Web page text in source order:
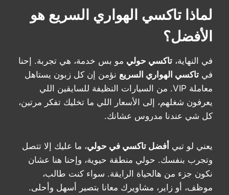
لماذا تاكسي الهواري السريع هو
الأفضل؟
في النهاية، تاكسي حولي مو بس خدمة، هي تجربة. إحنا
في تاكسي الهواري السريع نؤمن إن كل زبون يستاهل
معاملة VIP. من السيارات النظيفة للسايقين اللي
يعرفون شغلهم، إلى الأسعار اللي ما تخليك تفكر مرتين،
كل شي عندنا مدروس عشانك.
يعني لو تبي أفضل تاكسي في حولي، ما عليك إلا تتصل
وتجرب بنفسك. حولي منطقة حيوية، وإحنا هنا عشان
نكون جزء من هالحياة الرايقة. سواء كنت طالب،
موظف، أو زاير، مشاويرك معانا بتصير أسهل وأحلى.